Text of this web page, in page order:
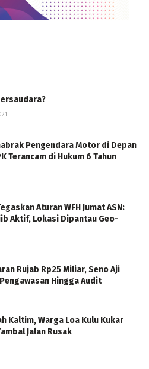
Pengendara Motor di Depan
Terancam di Hukum 6 Tahun
Aturan WFH Jumat ASN:
Aktif, Lokasi Dipantau Geo-
Rujab Rp25 Miliar, Seno Aji
Hingga Audit
Kaltim, Warga Loa Kulu Kukar
Jalan Rusak